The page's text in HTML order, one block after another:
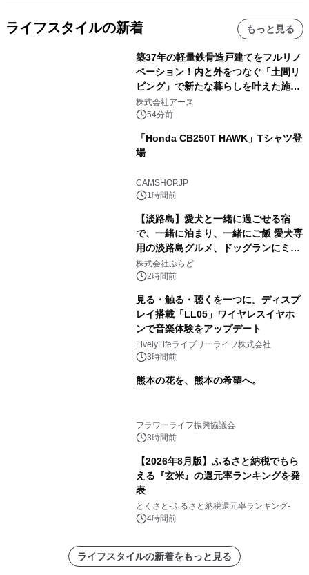
ライフスタイルの新着 もっと見る
築37年の軽量鉄骨造戸建てをフルリノ
ベーション！内と外をつなぐ「土間リ
ビング」で新たな暮らしを叶えた施工
事例を株式会社アースが公開
株式会社アース
54分前
「Honda CB250T HAWK」Tシャツ登
場
CAMSHOP.JP
1時間前
【淡路島】愛犬と一緒に過ごせる宿
で、一緒に泊まり、一緒にご飯 愛犬専
用の淡路島グルメ、ドッグランにミニ
プール グランピングとトレーラーハウ
スの2施設で
株式会社ぷらど
2時間前
見る・触る・聴くを一つに。ディスプ
レイ搭載「LL05」ワイヤレスイヤホ
ンで音楽体験をアップデート
LivelyLifeライブリーライフ株式会社
3時間前
熊本の花を、熊本の希望へ。
フラワーライフ振興協議会
3時間前
【2026年8月版】ふるさと納税でもら
える『玄米』の還元率ランキングを発
表
とくさと-ふるさと納税還元率ランキング-
4時間前
ライフスタイルの新着をもっと見る